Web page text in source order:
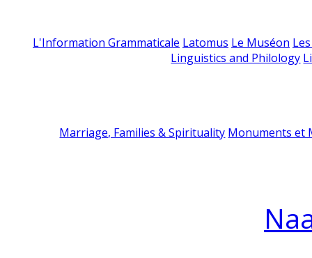
L'Information Grammaticale Latomus Le Muséon
Linguistics and Philology
Marriage, Families & Spirituality Monuments et